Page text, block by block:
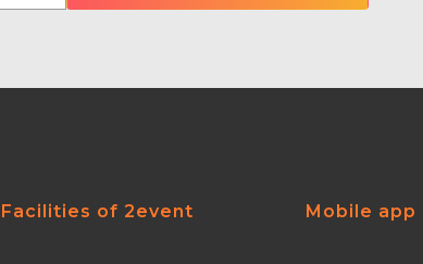
Facilities of 2event Mobile app